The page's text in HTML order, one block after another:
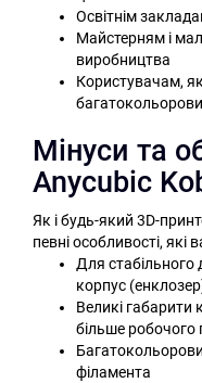
Освітнім
Майстерням і
виробництва
Користувачам,
Мінуси та
Anycubic
Як і будь-який 3D-
певні особливості,
Для стабільного
корпус
Великі габарити
більше робочого
філамента